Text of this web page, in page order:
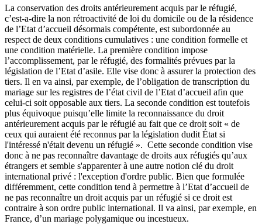
La conservation des droits antérieurement acquis par le réfugié,
c’est-a-dire la non rétroactivité de loi du domicile ou de la résidence
de l’Etat d’accueil désormais compétente, est subordonnée au
respect de deux conditions cumulatives : une condition formelle et
une condition matérielle. La première condition impose
l’accomplissement, par le réfugié, des formalités prévues par la
législation de l’Etat d’asile. Elle vise donc à assurer la protection des
tiers. Il en va ainsi, par exemple, de l’obligation de transcription du
mariage sur les registres de l’état civil de l’Etat d’accueil afin que
celui-ci soit opposable aux tiers. La seconde condition est toutefois
plus équivoque puisqu’elle limite la reconnaissance du droit
antérieurement acquis par le réfugié au fait que ce droit soit « de
ceux qui auraient été reconnus par la législation dudit État si
l'intéressé n'était devenu un réfugié ». Cette seconde condition vise
donc à ne pas reconnaître davantage de droits aux réfugiés qu’aux
étrangers et semble s'apparenter à une autre notion clé du droit
international privé : l'exception d'ordre public. Bien que formulée
différemment, cette condition tend à permettre à l’Etat d’accueil de
ne pas reconnaître un droit acquis par un réfugié si ce droit est
contraire à son ordre public international. Il va ainsi, par exemple, en
France, d’un mariage polygamique ou incestueux.